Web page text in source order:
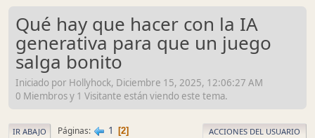
Qué hay que hacer con la IA
generativa para que un juego
salga bonito
Iniciado por Hollyhock, Diciembre 15, 2025, 12:06:27 AM
0 Miembros y 1 Visitante están viendo este tema.
IR ABAJO Páginas 1 2 ACCIONES DEL USUARIO